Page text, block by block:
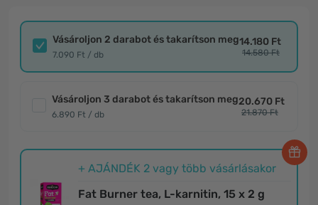
Vásároljon 2 darabot és takarítson meg
7.090 Ft / db
14.180 Ft
14.580 Ft
Vásároljon 3 darabot és takarítson meg
6.890 Ft / db
20.670 Ft
21.870 Ft
+ AJÁNDÉK 2 vagy több vásárlásakor
Fat Burner tea, L-karnitin, 15 x 2 g